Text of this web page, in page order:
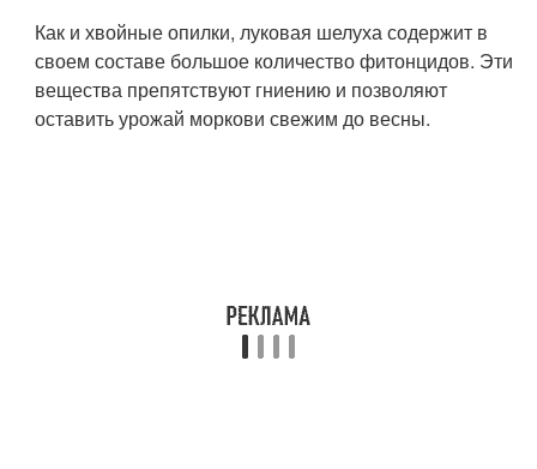
Как и хвойные опилки, луковая шелуха содержит в
своем составе большое количество фитонцидов. Эти
вещества препятствуют гниению и позволяют
оставить урожай моркови свежим до весны.